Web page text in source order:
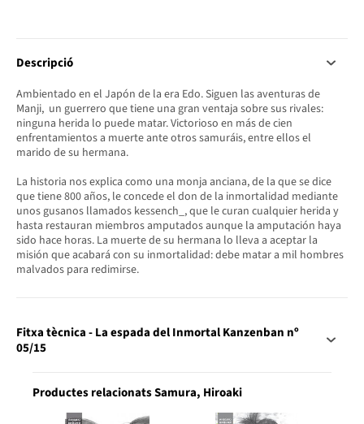
Descripció
Ambientado en el Japón de la era Edo. Siguen las aventuras de
Manji, un guerrero que tiene una gran ventaja sobre sus rivales:
ninguna herida lo puede matar. Victorioso en más de cien
enfrentamientos a muerte ante otros samuráis, entre ellos el
marido de su hermana.
La historia nos explica como una monja anciana, de la que se dice
que tiene 800 años, le concede el don de la inmortalidad mediante
unos gusanos llamados kessench_, que le curan cualquier herida y
hasta restauran miembros amputados aunque la amputación haya
sido hace horas. La muerte de su hermana lo lleva a aceptar la
misión que acabará con su inmortalidad: debe matar a mil hombres
malvados para redimirse.
Fitxa tècnica - La espada del Inmortal Kanzenban nº
05/15
Productes relacionats Samura, Hiroaki